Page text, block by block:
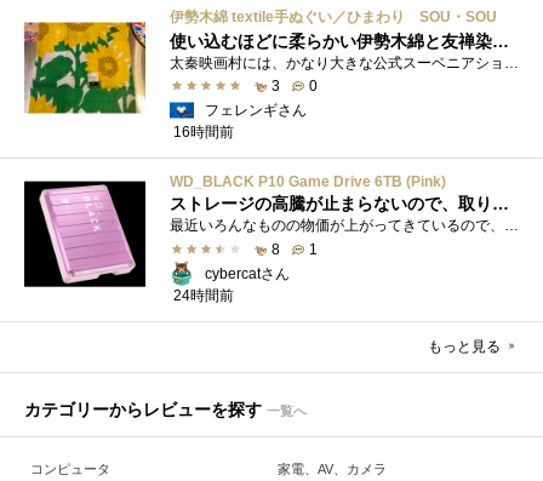
伊勢木綿 textile手ぬぐい／ひまわり SOU・SOU
使い込むほどに柔らかい伊勢木綿と友禅染の発色を楽しむ
3
0
フェレンギさん
16時間前
WD_BLACK P10 Game Drive 6TB (Pink)
ストレージの高騰が止まらないので、取りあえず押さえた
最近いろんなものの物価が上がってきているので、値上がり自体にはビックリはしないが、PCパーツ・周辺機器関係というカテゴリーに絞ると、値...
8
1
cybercatさん
24時間前
もっと見る
カテゴリーからレビューを探す 一覧へ
コンピュータ 家電、AV、カメラ